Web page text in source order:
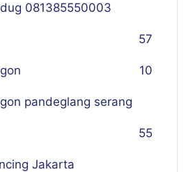
081385550003
57
10
pandeglang serang
55
Jakarta